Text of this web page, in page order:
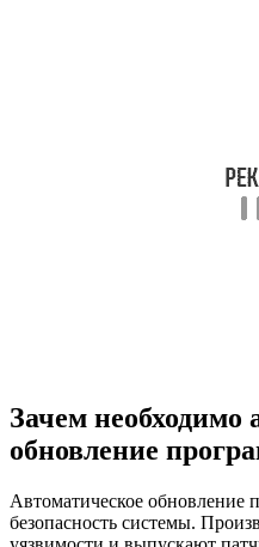
Зачем необходимо
обновление
Автоматическое обновление
безопасность системы.